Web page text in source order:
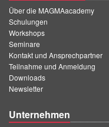
Über die MAGMAacademy
Schulungen
Workshops
Seminare
Kontakt und Ansprechpartner
Teilnahme und Anmeldung
Downloads
Newsletter
Unternehmen